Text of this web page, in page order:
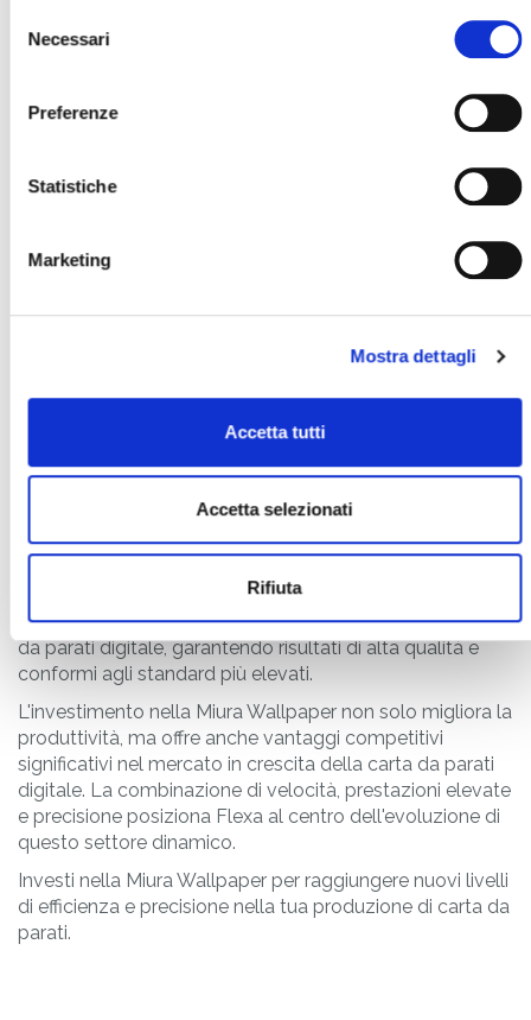
delNecessari
Preferenze
Statistiche
Marketing
Mostra dettagli
Accetta tutti
Accetta selezionati
Rifiuta
Taglierine
automatiche XY
Miura Wallpaper è sinonimo non solo diprecisione, ma
, in quanto è in grado di
rapidità consente diottimizzare i tempi di
, consentendo agli operatori di concentrarsi
produttivo.
La sua tecnologia avanzata è stata progettata per
affrontare le sfide specifiche legate al taglio della carta
da parati digitale, garantendo risultati di alta qualità e
conformi agli standard più elevati.
L'investimento nella Miura Wallpaper non solo migliora la
produttività, ma offre anche vantaggi competitivi
significativi nel mercato in crescita della carta da parati
digitale. La combinazione di velocità, prestazioni elevate
e precisione posiziona Flexa al centro dell'evoluzione di
questo settore dinamico.
Investi nella Miura Wallpaper per raggiungere nuovi livelli
di efficienza e precisione nella tua produzione di carta da
parati.